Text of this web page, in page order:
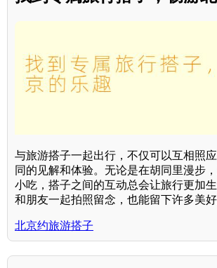
与旅游搭子一起出行，不仅可以互相照
同的见解和体验。无论是在胡同里漫步
小吃，搭子之间的互动总会让旅行更加
和朋友一起拍照留念，也能留下许多美好
北京约旅游搭子